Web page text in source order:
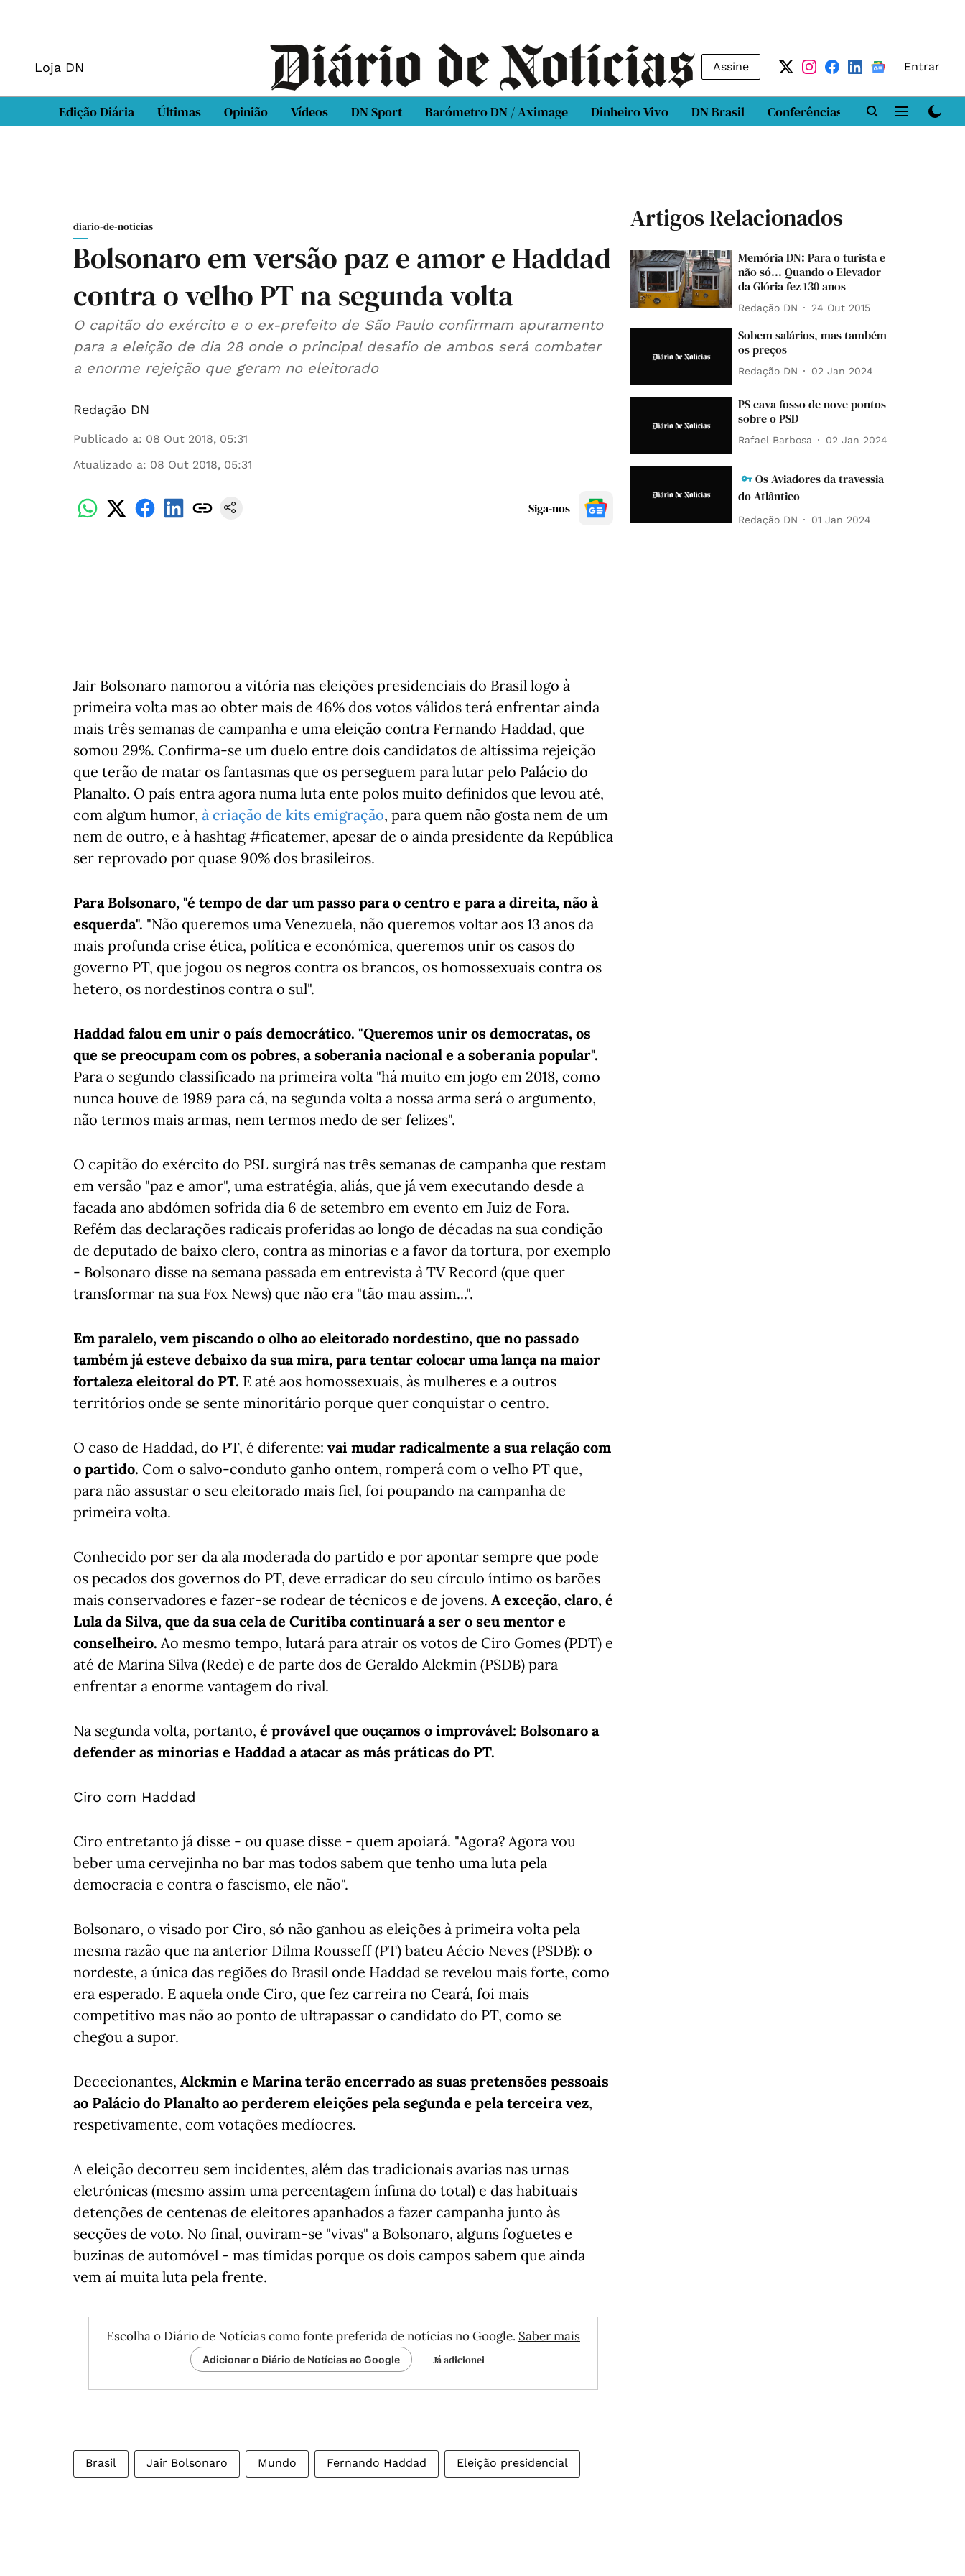
Loja DN Assine Entrar
Edição Diária Últimas Opinião Vídeos DN Sport Barómetro DN / Aximage Dinheiro Vivo DN Brasil Conferências DN LAB
diario-de-noticias
Bolsonaro em versão paz e amor e Haddad
contra o velho PT na segunda volta
O capitão do exército e o ex-prefeito de São Paulo confirmam apuramento
para a eleição de dia 28 onde o principal desafio de ambos será combater
a enorme rejeição que geram no eleitorado
Redação DN
Publicado a: 08 Out 2018, 05:31
Atualizado a: 08 Out 2018, 05:31
Siga-nos
Jair Bolsonaro namorou a vitória nas eleições presidenciais do Brasil logo à
primeira volta mas ao obter mais de 46% dos votos válidos terá enfrentar ainda
mais três semanas de campanha e uma eleição contra Fernando Haddad, que
somou 29%. Confirma-se um duelo entre dois candidatos de altíssima rejeição
que terão de matar os fantasmas que os perseguem para lutar pelo Palácio do
Planalto. O país entra agora numa luta ente polos muito definidos que levou até,
com algum humor, à criação de kits emigração, para quem não gosta nem de um
nem de outro, e à hashtag #ficatemer, apesar de o ainda presidente da República
ser reprovado por quase 90% dos brasileiros.
Para Bolsonaro, "é tempo de dar um passo para o centro e para a direita, não à
esquerda". "Não queremos uma Venezuela, não queremos voltar aos 13 anos da
mais profunda crise ética, política e económica, queremos unir os casos do
governo PT, que jogou os negros contra os brancos, os homossexuais contra os
hetero, os nordestinos contra o sul".
Haddad falou em unir o país democrático. "Queremos unir os democratas, os
que se preocupam com os pobres, a soberania nacional e a soberania popular".
Para o segundo classificado na primeira volta "há muito em jogo em 2018, como
nunca houve de 1989 para cá, na segunda volta a nossa arma será o argumento,
não termos mais armas, nem termos medo de ser felizes".
O capitão do exército do PSL surgirá nas três semanas de campanha que restam
em versão "paz e amor", uma estratégia, aliás, que já vem executando desde a
facada ano abdómen sofrida dia 6 de setembro em evento em Juiz de Fora.
Refém das declarações radicais proferidas ao longo de décadas na sua condição
de deputado de baixo clero, contra as minorias e a favor da tortura, por exemplo
- Bolsonaro disse na semana passada em entrevista à TV Record (que quer
transformar na sua Fox News) que não era "tão mau assim...".
Em paralelo, vem piscando o olho ao eleitorado nordestino, que no passado
também já esteve debaixo da sua mira, para tentar colocar uma lança na maior
fortaleza eleitoral do PT. E até aos homossexuais, às mulheres e a outros
territórios onde se sente minoritário porque quer conquistar o centro.
O caso de Haddad, do PT, é diferente: vai mudar radicalmente a sua relação com
o partido. Com o salvo-conduto ganho ontem, romperá com o velho PT que,
para não assustar o seu eleitorado mais fiel, foi poupando na campanha de
primeira volta.
Conhecido por ser da ala moderada do partido e por apontar sempre que pode
os pecados dos governos do PT, deve erradicar do seu círculo íntimo os barões
mais conservadores e fazer-se rodear de técnicos e de jovens. A exceção, claro, é
Lula da Silva, que da sua cela de Curitiba continuará a ser o seu mentor e
conselheiro. Ao mesmo tempo, lutará para atrair os votos de Ciro Gomes (PDT) e
até de Marina Silva (Rede) e de parte dos de Geraldo Alckmin (PSDB) para
enfrentar a enorme vantagem do rival.
Na segunda volta, portanto, é provável que ouçamos o improvável: Bolsonaro a
defender as minorias e Haddad a atacar as más práticas do PT.
Ciro com Haddad
Ciro entretanto já disse - ou quase disse - quem apoiará. "Agora? Agora vou
beber uma cervejinha no bar mas todos sabem que tenho uma luta pela
democracia e contra o fascismo, ele não".
Bolsonaro, o visado por Ciro, só não ganhou as eleições à primeira volta pela
mesma razão que na anterior Dilma Rousseff (PT) bateu Aécio Neves (PSDB): o
nordeste, a única das regiões do Brasil onde Haddad se revelou mais forte, como
era esperado. E aquela onde Ciro, que fez carreira no Ceará, foi mais
competitivo mas não ao ponto de ultrapassar o candidato do PT, como se
chegou a supor.
Dececionantes, Alckmin e Marina terão encerrado as suas pretensões pessoais
ao Palácio do Planalto ao perderem eleições pela segunda e pela terceira vez,
respetivamente, com votações medíocres.
A eleição decorreu sem incidentes, além das tradicionais avarias nas urnas
eletrónicas (mesmo assim uma percentagem ínfima do total) e das habituais
detenções de centenas de eleitores apanhados a fazer campanha junto às
secções de voto. No final, ouviram-se "vivas" a Bolsonaro, alguns foguetes e
buzinas de automóvel - mas tímidas porque os dois campos sabem que ainda
vem aí muita luta pela frente.
Escolha o Diário de Notícias como fonte preferida de notícias no Google. Saber mais
Adicionar o Diário de Notícias ao Google Já adicionei
Brasil Jair Bolsonaro Mundo Fernando Haddad Eleição presidencial
Artigos Relacionados
Memória DN: Para o turista e
não só... Quando o Elevador
da Glória fez 130 anos
Redação DN 24 Out 2015
Sobem salários, mas também
os preços
Redação DN 02 Jan 2024
PS cava fosso de nove pontos
sobre o PSD
Rafael Barbosa 02 Jan 2024
Os Aviadores da travessia
do Atlântico
Redação DN 01 Jan 2024